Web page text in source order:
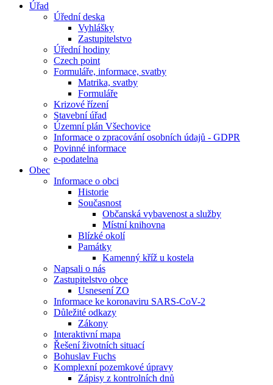
Úřad
Úřední deska
Vyhlášky
Zastupitelstvo
Úřední hodiny
Czech point
Formuláře, informace, svatby
Matrika, svatby
Formuláře
Krizové řízení
Stavební úřad
Územní plán Všechovice
Informace o zpracování osobních údajů - GDPR
Povinné informace
e-podatelna
Obec
Informace o obci
Historie
Současnost
Občanská vybavenost a služby
Místní knihovna
Blízké okolí
Památky
Kamenný kříž u kostela
Napsali o nás
Zastupitelstvo obce
Usnesení ZO
Informace ke koronaviru SARS-CoV-2
Důležité odkazy
Zákony
Interaktivní mapa
Řešení životních situací
Bohuslav Fuchs
Komplexní pozemkové úpravy
Zápisy z kontrolních dnů